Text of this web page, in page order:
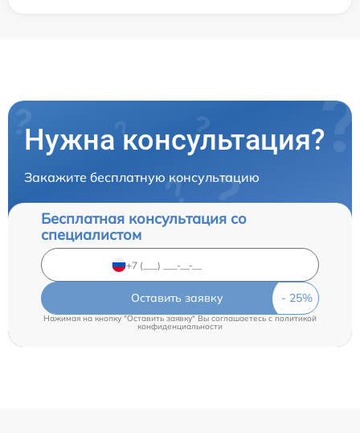
Нужна консультация?
Закажите бесплатную консультацию
Бесплатная консультация со
специалистом
Оставить заявку
Нажимая на кнопку "Оставить заявку" Вы соглашаетесь c политикой
конфиденциальности